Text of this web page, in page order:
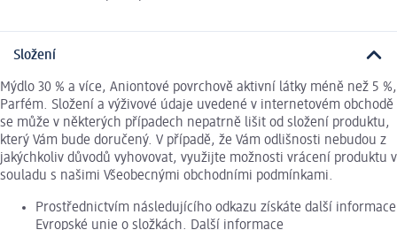
Složení
Mýdlo 30 % a více, Aniontové povrchově aktivní látky méně než 5 %,
Parfém. Složení a výživové údaje uvedené v internetovém obchodě
se může v některých případech nepatrně lišit od složení produktu,
který Vám bude doručený. V případě, že Vám odlišnosti nebudou z
jakýchkoliv důvodů vyhovovat, využijte možnosti vrácení produktu v
souladu s našimi Všeobecnými obchodními podmínkami.
Prostřednictvím následujícího odkazu získáte další informace
Evropské unie o složkách. Další informace